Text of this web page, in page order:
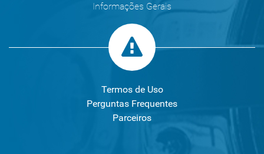
Informações Gerais
Termos de Uso
Perguntas Frequentes
Parceiros